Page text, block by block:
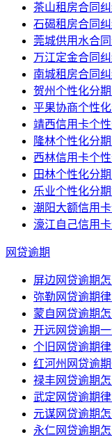
茶山租房合同
石碣租房合同
莞城供用水合
万江定金合同
南城租房合同
贺州个性化分
平果协商个性
靖西信用卡个
隆林个性化分
西林信用卡个
田林个性化分
乐业个性化分
潮阳大额信用
濠江自己信用
网贷逾期
屏边网贷逾期
弥勒网贷逾期
蒙自网贷逾期
开远网贷逾期
个旧网贷逾期
红河州网贷逾
禄丰网贷逾期
武定网贷逾期
元谋网贷逾期
永仁网贷逾期